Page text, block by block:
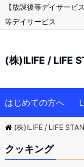
【放課後等デイサー
等デイサービス
(株)ILIFE / LIFE
はじめての方へ
(株)ILIFE / LIFE
クッキング